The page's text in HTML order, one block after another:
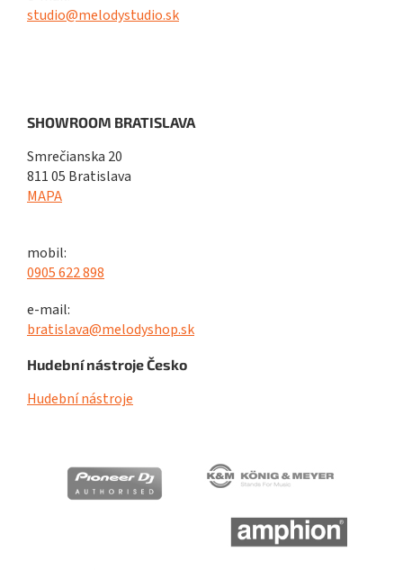
studio@melodystudio.sk
SHOWROOM BRATISLAVA
Smrečianska 20
811 05 Bratislava
MAPA
mobil:
0905 622 898
e-mail:
bratislava@melodyshop.sk
Hudební nástroje Česko
Hudební nástroje